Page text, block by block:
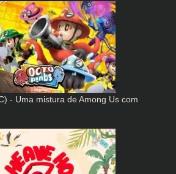
- Uma mistura de Among Us com